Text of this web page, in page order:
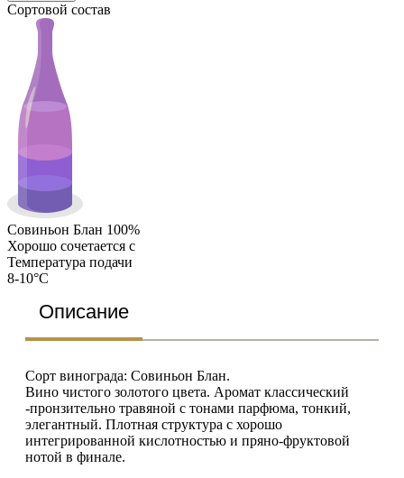
Сортовой состав
Совиньон Блан 100%
Хорошо сочетается с
Температура подачи
8-10°C
Описание
Сорт винограда: Совиньон Блан.
Вино чистого золотого цвета. Аромат классический
-пронзительно травяной с тонами парфюма, тонкий,
элегантный. Плотная структура с хорошо
интегрированной кислотностью и пряно-фруктовой
нотой в финале.